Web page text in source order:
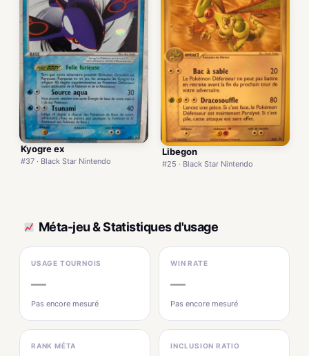
Kyogre ex
#37 · Black Star Nintendo
Libegon
#25 · Black Star Nintendo
Méta-jeu & Statistiques d'usage
USAGE TOURNOIS
—
Pas encore mesuré
WIN RATE
—
Pas encore mesuré
RANK MÉTA INCLUSION RATIO